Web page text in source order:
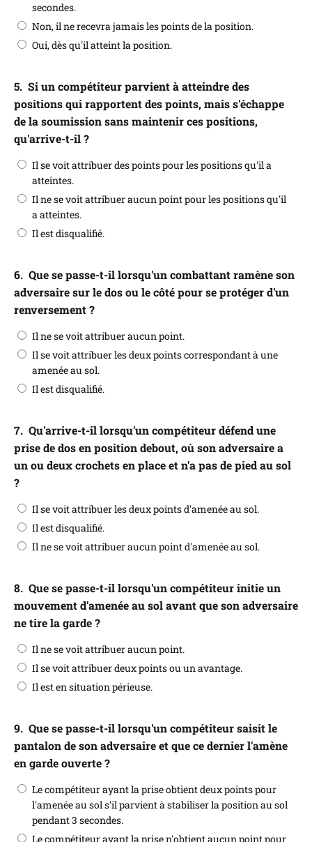
secondes.
Non, il ne recevra jamais les points de la position.
Oui, dès qu'il atteint la position.
5. Si un compétiteur parvient à atteindre des
positions qui rapportent des points, mais s'échappe
de la soumission sans maintenir ces positions,
qu'arrive-t-il ?
Il se voit attribuer des points pour les positions qu'il a
atteintes.
Il ne se voit attribuer aucun point pour les positions qu'il
a atteintes.
Il est disqualifié.
6. Que se passe-t-il lorsqu'un combattant ramène son
adversaire sur le dos ou le côté pour se protéger d'un
renversement ?
Il ne se voit attribuer aucun point.
Il se voit attribuer les deux points correspondant à une
amenée au sol.
Il est disqualifié.
7. Qu'arrive-t-il lorsqu'un compétiteur défend une
prise de dos en position debout, où son adversaire a
un ou deux crochets en place et n'a pas de pied au sol
?
Il se voit attribuer les deux points d'amenée au sol.
Il est disqualifié.
Il ne se voit attribuer aucun point d'amenée au sol.
8. Que se passe-t-il lorsqu'un compétiteur initie un
mouvement d'amenée au sol avant que son adversaire
ne tire la garde ?
Il ne se voit attribuer aucun point.
Il se voit attribuer deux points ou un avantage.
Il est en situation périeuse.
9. Que se passe-t-il lorsqu'un compétiteur saisit le
pantalon de son adversaire et que ce dernier l'amène
en garde ouverte ?
Le compétiteur ayant la prise obtient deux points pour
l'amenée au sol s'il parvient à stabiliser la position au sol
pendant 3 secondes.
Le compétiteur ayant la prise n'obtient aucun point pour